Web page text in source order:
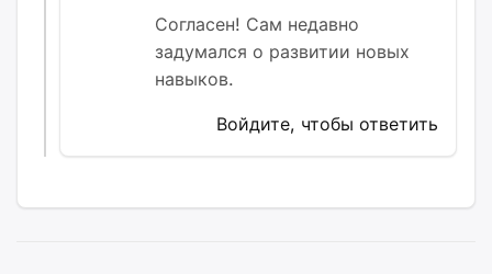
Согласен! Сам недавно
задумался о развитии новых
навыков.
Войдите, чтобы ответить